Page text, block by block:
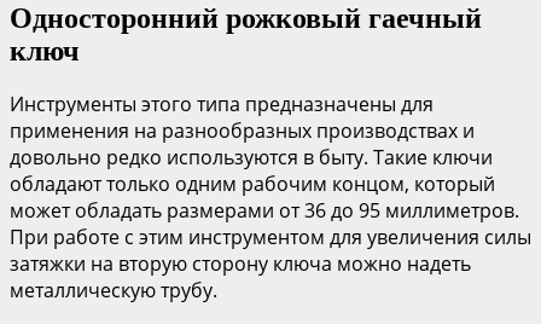
Односторонний рожковый гаечный
ключ
Инструменты этого типа предназначены для
применения на разнообразных производствах и
довольно редко используются в быту. Такие ключи
обладают только одним рабочим концом, который
может обладать размерами от 36 до 95 миллиметров.
При работе с этим инструментом для увеличения силы
затяжки на вторую сторону ключа можно надеть
металлическую трубу.